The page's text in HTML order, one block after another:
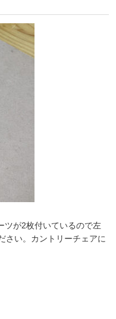
ツが2枚付いているので左
さい。カントリーチェアに